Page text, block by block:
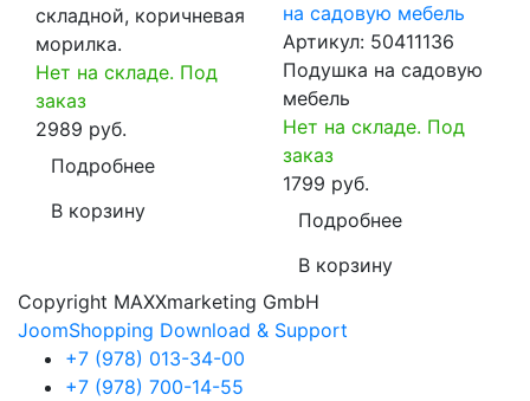
складной, коричневая
морилка.
Нет на складе. Под
заказ
2989 руб.
Подробнее
В корзину
на садовую мебель
Артикул: 50411136
Подушка на садовую
мебель
Нет на складе. Под
заказ
1799 руб.
Подробнее
В корзину
Copyright MAXXmarketing GmbH
JoomShopping Download & Support
+7 (978) 013-34-00
+7 (978) 700-14-55